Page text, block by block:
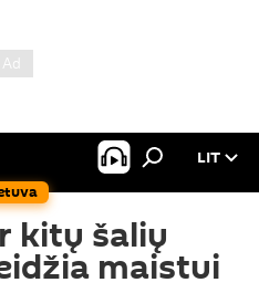
LIT
kitų šalių
maistui